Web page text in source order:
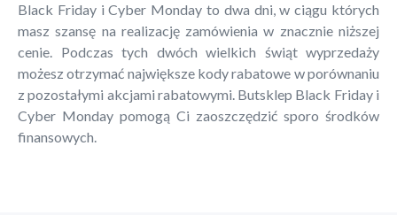
Black Friday i Cyber Monday to dwa dni, w ciągu których
masz szansę na realizację zamówienia w znacznie niższej
cenie. Podczas tych dwóch wielkich świąt wyprzedaży
możesz otrzymać największe kody rabatowe w porównaniu
z pozostałymi akcjami rabatowymi. Butsklep Black Friday i
Cyber Monday pomogą Ci zaoszczędzić sporo środków
finansowych.